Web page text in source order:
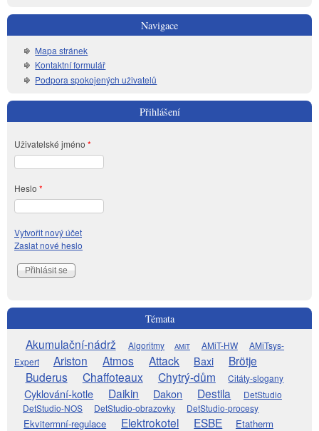
Navigace
Mapa stránek
Kontaktní formulář
Podpora spokojených uživatelů
Přihlášení
Uživatelské jméno *
Heslo *
Vytvořit nový účet
Zaslat nové heslo
Témata
Akumulační-nádrž Algoritmy AMiT AMiT-HW
AMiTsys-
Expert
Ariston Atmos Attack Baxi
Brötje
Buderus
Chaffoteaux Chytrý-dům Citáty-slogany
Cyklování-kotle Daikin Dakon Destila
DetStudio
DetStudio-NOS
DetStudio-obrazovky DetStudio-procesy
Ekvitermní-regulace Elektrokotel ESBE Etatherm